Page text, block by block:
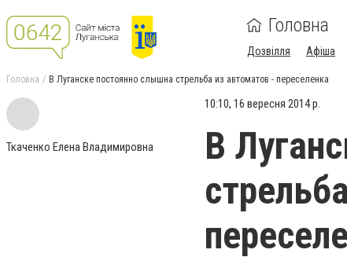
Головна
Дозвілля Афіша
Головна В Луганске постоянно слышна стрельба из автоматов - переселенка
Ткаченко Елена Владимировна
10:10, 16 вересня 2014 р.
В